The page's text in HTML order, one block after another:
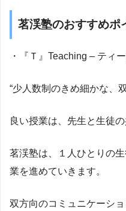
茗渓塾のおすすめポ
・『Ｔ』Teaching – ティ
“少人数制のきめ細かな、
良い授業は、先生と生徒
茗渓塾は、１人ひとりの
業を進めていきます。
双方向のコミュニケーシ